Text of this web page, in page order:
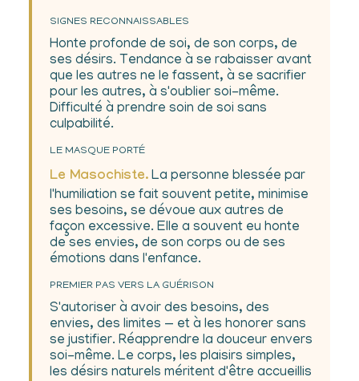
SIGNES RECONNAISSABLES
Honte profonde de soi, de son corps, de
ses désirs. Tendance à se rabaisser avant
que les autres ne le fassent, à se sacrifier
pour les autres, à s'oublier soi-même.
Difficulté à prendre soin de soi sans
culpabilité.
LE MASQUE PORTÉ
Le Masochiste. La personne blessée par
l'humiliation se fait souvent petite, minimise
ses besoins, se dévoue aux autres de
façon excessive. Elle a souvent eu honte
de ses envies, de son corps ou de ses
émotions dans l'enfance.
PREMIER PAS VERS LA GUÉRISON
S'autoriser à avoir des besoins, des
envies, des limites — et à les honorer sans
se justifier. Réapprendre la douceur envers
soi-même. Le corps, les plaisirs simples,
les désirs naturels méritent d'être accueillis